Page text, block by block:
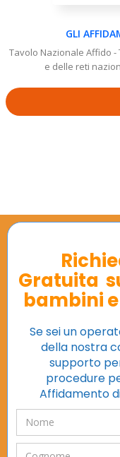
GLI
Tavolo Nazionale Affido
e delle reti
Gratuita
bambini
Se sei un
della nostra
supporto
procedure
Affidamento